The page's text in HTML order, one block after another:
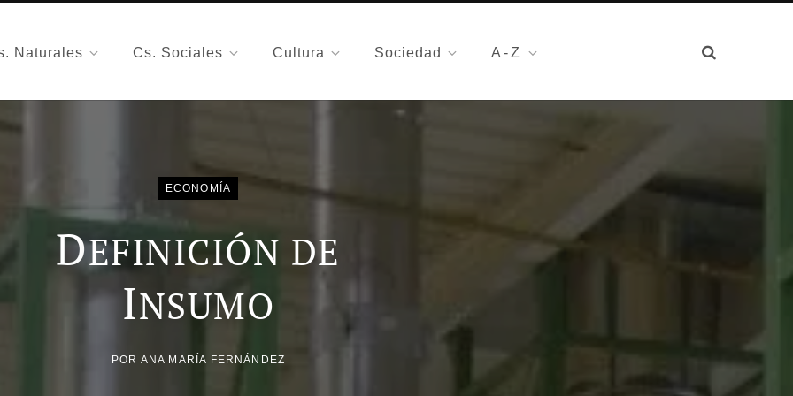
Naturales Cs. Sociales Cultura Sociedad A-Z
ECONOMÍA
DEFINICIÓN DE
INSUMO
POR ANA MARÍA FERNÁNDEZ